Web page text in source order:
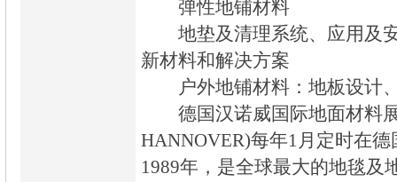
弹性地铺材料
地垫及清理系统、应用及安
新材料和解决方案
户外地铺材料：地板设计
德国汉诺威国际地面材料
HANNOVER)每年1月定时在
1989年，是全球最大的地毯及